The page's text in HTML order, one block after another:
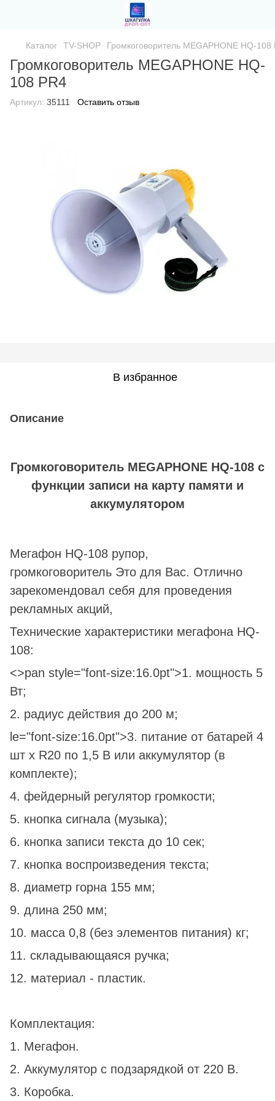
Каталог TV-SHOP Громкоговоритель MEGAPHONE HQ-108
Громкоговоритель MEGAPHONE HQ-
108 PR4
Артикул: 35111 Оставить отзыв
В избранное
Описание
Громкоговоритель MEGAPHONE HQ-108 с
функции записи на карту памяти и
аккумулятором
Мегафон HQ-108 рупор,
громкоговоритель Это для Вас. Отлично
зарекомендовал себя для проведения
рекламных акций,
Технические характеристики мегафона HQ-
108:
<>pan style="font-size:16.0pt">1. мощность 5
Вт;
2. радиус действия до 200 м;
le="font-size:16.0pt">3. питание от батарей 4
шт х R20 по 1,5 В или аккумулятор (в
комплекте);
4. фейдерный регулятор громкости;
5. кнопка сигнала (музыка);
6. кнопка записи текста до 10 сек;
7. кнопка воспроизведения текста;
8. диаметр горна 155 мм;
9. длина 250 мм;
10. масса 0,8 (без элементов питания) кг;
11. складывающаяся ручка;
12. материал - пластик.
Комплектация:
1. Мегафон.
2. Аккумулятор с подзарядкой от 220 В.
3. Коробка.